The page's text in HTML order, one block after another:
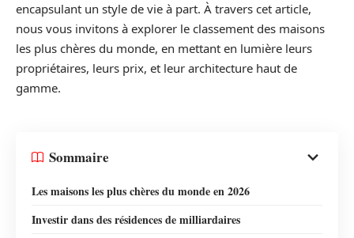
encapsulant un style de vie à part. À travers cet article,
nous vous invitons à explorer le classement des maisons
les plus chères du monde, en mettant en lumière leurs
propriétaires, leurs prix, et leur architecture haut de
gamme.
Sommaire
Les maisons les plus chères du monde en 2026
Investir dans des résidences de milliardaires